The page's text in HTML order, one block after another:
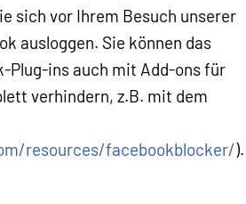
sich vor Ihrem Besuch unserer
ausloggen. Sie können das
Plug-ins auch mit Add-ons für
verhindern, z.B. mit dem
resources/facebookblocker/).